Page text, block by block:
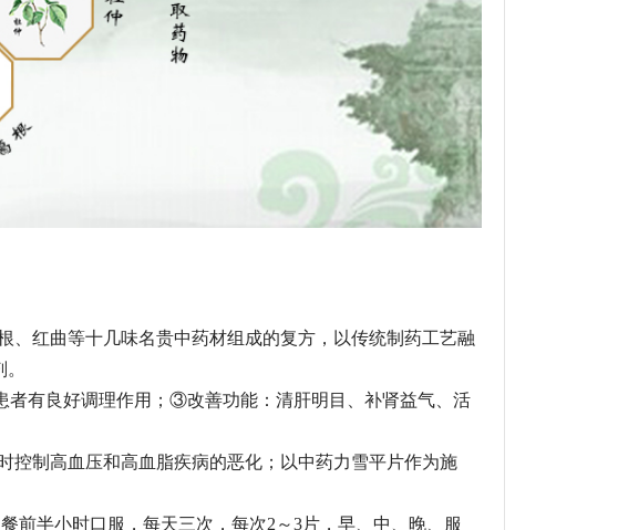
红曲等十几味名贵中药材组成的复方，以传统制药工艺融
有良好调理作用；③改善功能：清肝明目、补肾益气、活
制高血压和高血脂疾病的恶化；以中药力雪平片作为施
半小时口服，每天三次，每次2～3片，早、中、晚、服